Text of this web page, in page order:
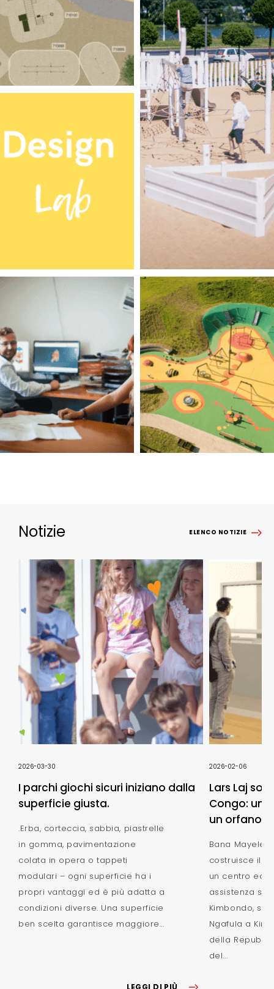
Notizie ELENCO NOTIZIE
2026-03-30
I parchi giochi sicuri iniziano dalla
superficie giusta.
.Erba, corteccia, sabbia, piastrelle
in gomma, pavimentazione
colata in opera o tappeti
modulari – ogni superficie ha i
propri vantaggi ed è più adatta a
condizioni diverse. Una superficie
ben scelta garantisce maggiore...
LEGGI DI PIÙ
2026-02-06
Lars Laj
Congo: un
un
Bana Mayele
costruisce il
un centro
assistenza
Kimbondo,
Ngafula a
della
del...